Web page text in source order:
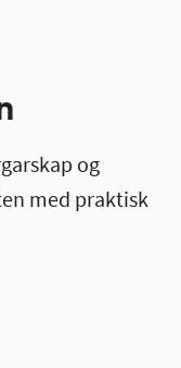
og
med praktisk